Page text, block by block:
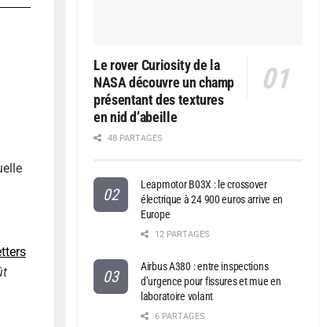
Le rover Curiosity de la
NASA découvre un champ
présentant des textures
en nid d’abeille
48 PARTAGES
Leapmotor B03X : le crossover
électrique à 24 900 euros arrive en
Europe
12 PARTAGES
Airbus A380 : entre inspections
d’urgence pour fissures et mue en
laboratoire volant
6 PARTAGES